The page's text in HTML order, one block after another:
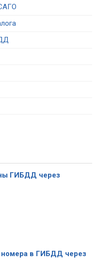
ГИБДД через
номера в ГИБДД через